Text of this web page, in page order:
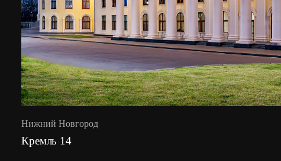
Нижний Новгород
Кремль 14